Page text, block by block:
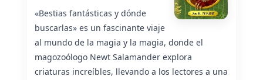
«Bestias fantásticas y dónde
buscarlas» es un fascinante viaje
al mundo de la magia y la magia, donde el
magozoólogo Newt Salamander explora
criaturas increíbles, llevando a los lectores a una